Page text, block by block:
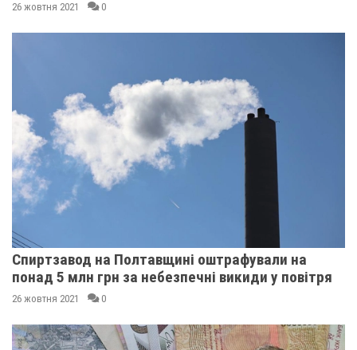
26 жовтня 2021 0
Спиртзавод на Полтавщині оштрафували на
понад 5 млн грн за небезпечні викиди у повітря
26 жовтня 2021 0